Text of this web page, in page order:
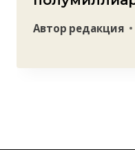
Автор редакция